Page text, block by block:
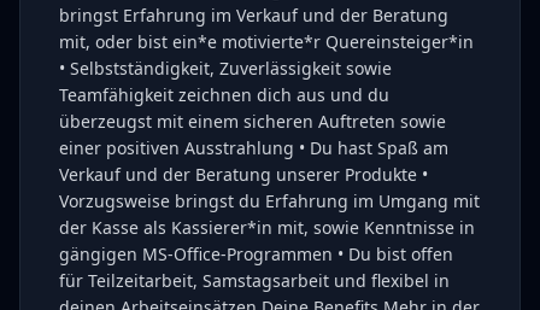
bringst Erfahrung im Verkauf und der Beratung
mit, oder bist ein*e motivierte*r Quereinsteiger*in
• Selbstständigkeit, Zuverlässigkeit sowie
Teamfähigkeit zeichnen dich aus und du
überzeugst mit einem sicheren Auftreten sowie
einer positiven Ausstrahlung • Du hast Spaß am
Verkauf und der Beratung unserer Produkte •
Vorzugsweise bringst du Erfahrung im Umgang mit
der Kasse als Kassierer*in mit, sowie Kenntnisse in
gängigen MS-Office-Programmen • Du bist offen
für Teilzeitarbeit, Samstagsarbeit und flexibel in